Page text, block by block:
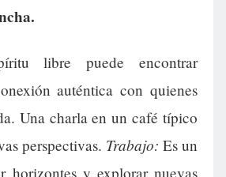
libre puede encontrar
auténtica con quienes
Una charla en un café típico
perspectivas. Trabajo: Es un
horizontes y explorar nuevas